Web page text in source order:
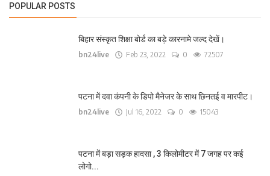
POPULAR POSTS
बिहार संस्कृत शिक्षा बोर्ड का बड़े कारनामे जल्द देखें।
bn24live Feb 23, 2022 0 72507
पटना में दवा कंपनी के डिपो मैनेजर के साथ छिनतई व मारपीट।
bn24live Jul 16, 2022 0 15043
पटना में बड़ा सड़क हादसा , 3 किलोमीटर में 7 जगह पर कई
लोगो...